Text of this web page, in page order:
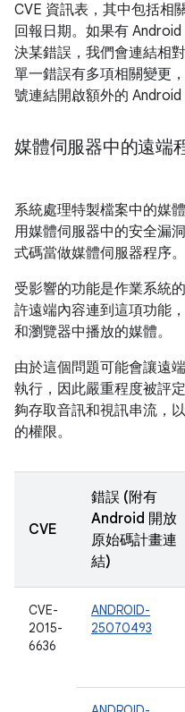
CVE 資訊表，其中包括相
回報日期。如果有
決某錯誤，我們會連結相
單一錯誤有多項相關變更
號連結開啟額外的 Android
媒體伺服器中的遠端
系統處理特製檔案中的媒
用媒體伺服器中的安全漏
式碼當做媒體伺服器程序。
受影響的功能是作業系統
許遠端內容連到這項功能
和瀏覽器中播放的媒體。
由於這個問題可能會讓遠
執行，因此嚴重程度被評
夠存取音訊和視訊串流，
的權限。
CVE
錯誤 (附有
Android 開放
原始碼計畫連
結)
CVE-
2015-
6636
ANDROID-
25070493